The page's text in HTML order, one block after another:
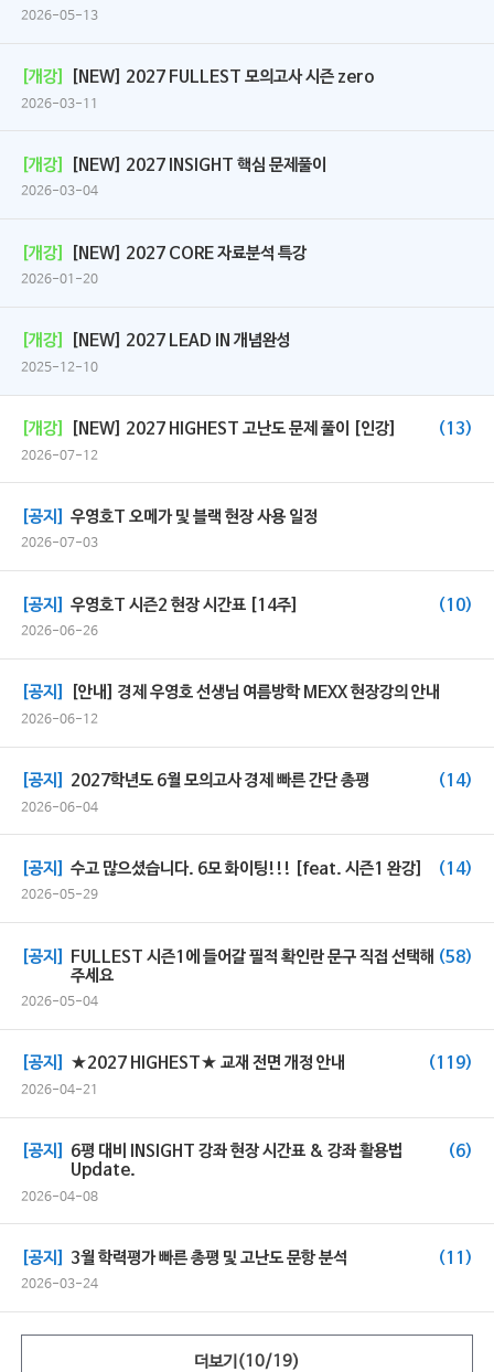
2026-05-13
[개강] [NEW] 2027 FULLEST 모의고사 시즌 zero
2026-03-11
[개강] [NEW] 2027 INSIGHT 핵심 문제풀이
2026-03-04
[개강] [NEW] 2027 CORE 자료분석 특강
2026-01-20
[개강] [NEW] 2027 LEAD IN 개념완성
2025-12-10
[개강] [NEW] 2027 HIGHEST 고난도 문제 풀이 [인강] (13)
2026-07-12
[공지] 우영호T 오메가 및 블랙 현장 사용 일정
2026-07-03
[공지] 우영호T 시즌2 현장 시간표 [14주] (10)
2026-06-26
[공지] [안내] 경제 우영호 선생님 여름방학 MEXX 현장강의 안내
2026-06-12
[공지] 2027학년도 6월 모의고사 경제 빠른 간단 총평 (14)
2026-06-04
[공지] 수고 많으셨습니다. 6모 화이팅!!! [feat. 시즌1 완강] (14)
2026-05-29
[공지]
FULLEST 시즌1에 들어갈 필적 확인란 문구 직접 선택해
주세요
(58)
2026-05-04
[공지] ★2027 HIGHEST★ 교재 전면 개정 안내 (119)
2026-04-21
[공지]
6평 대비 INSIGHT 강좌 현장 시간표 & 강좌 활용법
Update.
(6)
2026-04-08
[공지] 3월 학력평가 빠른 총평 및 고난도 문항 분석 (11)
2026-03-24
더보기(10/19)